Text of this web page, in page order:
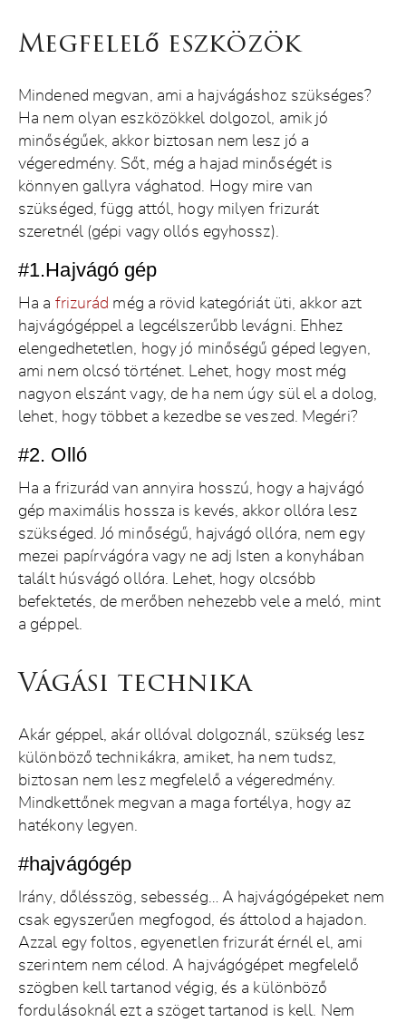
BORBÉLY KÉPZÉS
FOGLALÁS
ENGLISH
Megfelelő eszközök
Mindened megvan, ami a hajvágáshoz szükséges?
Ha nem olyan eszközökkel dolgozol, amik jó
minőségűek, akkor biztosan nem lesz jó a
végeredmény. Sőt, még a hajad minőségét is
könnyen gallyra vághatod. Hogy mire van
szükséged, függ attól, hogy milyen frizurát
szeretnél (gépi vagy ollós egyhossz).
#1.Hajvágó gép
Ha a frizurád még a rövid kategóriát üti, akkor azt
hajvágógéppel a legcélszerűbb levágni. Ehhez
elengedhetetlen, hogy jó minőségű géped legyen,
ami nem olcsó történet. Lehet, hogy most még
nagyon elszánt vagy, de ha nem úgy sül el a dolog,
lehet, hogy többet a kezedbe se veszed. Megéri?
#2. Olló
Ha a frizurád van annyira hosszú, hogy a hajvágó
gép maximális hossza is kevés, akkor ollóra lesz
szükséged. Jó minőségű, hajvágó ollóra, nem egy
mezei papírvágóra vagy ne adj Isten a konyhában
talált húsvágó ollóra. Lehet, hogy olcsóbb
befektetés, de merőben nehezebb vele a meló, mint
a géppel.
Vágási technika
Akár géppel, akár ollóval dolgoznál, szükség lesz
különböző technikákra, amiket, ha nem tudsz,
biztosan nem lesz megfelelő a végeredmény.
Mindkettőnek megvan a maga fortélya, hogy az
hatékony legyen.
#hajvágógép
Irány, dőlésszög, sebesség… A hajvágógépeket nem
csak egyszerűen megfogod, és áttolod a hajadon.
Azzal egy foltos, egyenetlen frizurát érnél el, ami
szerintem nem célod. A hajvágógépet megfelelő
szögben kell tartanod végig, és a különböző
fordulásoknál ezt a szöget tartanod is kell. Nem